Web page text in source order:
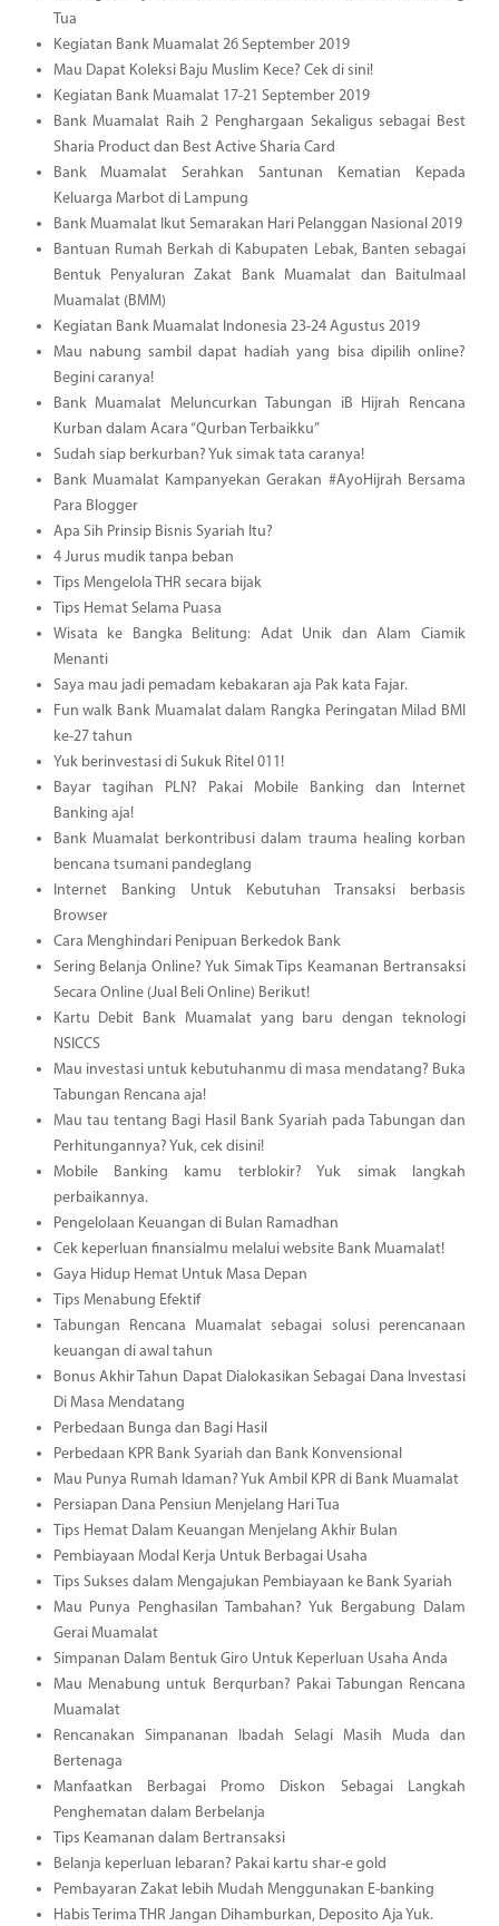
Tua
Kegiatan Bank Muamalat 26 September 2019
Mau Dapat Koleksi Baju Muslim Kece? Cek di sini!
Kegiatan Bank Muamalat 17-21 September 2019
Bank Muamalat Raih 2 Penghargaan Sekaligus sebagai Best
Sharia Product dan Best Active Sharia Card
Bank Muamalat Serahkan Santunan Kematian Kepada
Keluarga Marbot di Lampung
Bank Muamalat Ikut Semarakan Hari Pelanggan Nasional 2019
Bantuan Rumah Berkah di Kabupaten Lebak, Banten sebagai
Bentuk Penyaluran Zakat Bank Muamalat dan Baitulmaal
Muamalat (BMM)
Kegiatan Bank Muamalat Indonesia 23-24 Agustus 2019
Mau nabung sambil dapat hadiah yang bisa dipilih online?
Begini caranya!
Bank Muamalat Meluncurkan Tabungan iB Hijrah Rencana
Kurban dalam Acara “Qurban Terbaikku”
Sudah siap berkurban? Yuk simak tata caranya!
Bank Muamalat Kampanyekan Gerakan #AyoHijrah Bersama
Para Blogger
Apa Sih Prinsip Bisnis Syariah Itu?
4 Jurus mudik tanpa beban
Tips Mengelola THR secara bijak
Tips Hemat Selama Puasa
Wisata ke Bangka Belitung: Adat Unik dan Alam Ciamik
Menanti
Saya mau jadi pemadam kebakaran aja Pak kata Fajar.
Fun walk Bank Muamalat dalam Rangka Peringatan Milad BMI
ke-27 tahun
Yuk berinvestasi di Sukuk Ritel 011!
Bayar tagihan PLN? Pakai Mobile Banking dan Internet
Banking aja!
Bank Muamalat berkontribusi dalam trauma healing korban
bencana tsumani pandeglang
Internet Banking Untuk Kebutuhan Transaksi berbasis
Browser
Cara Menghindari Penipuan Berkedok Bank
Sering Belanja Online? Yuk Simak Tips Keamanan Bertransaksi
Secara Online (Jual Beli Online) Berikut!
Kartu Debit Bank Muamalat yang baru dengan teknologi
NSICCS
Mau investasi untuk kebutuhanmu di masa mendatang? Buka
Tabungan Rencana aja!
Mau tau tentang Bagi Hasil Bank Syariah pada Tabungan dan
Perhitungannya? Yuk, cek disini!
Mobile Banking kamu terblokir? Yuk simak langkah
perbaikannya.
Pengelolaan Keuangan di Bulan Ramadhan
Cek keperluan finansialmu melalui website Bank Muamalat!
Gaya Hidup Hemat Untuk Masa Depan
Tips Menabung Efektif
Tabungan Rencana Muamalat sebagai solusi perencanaan
keuangan di awal tahun
Bonus Akhir Tahun Dapat Dialokasikan Sebagai Dana Investasi
Di Masa Mendatang
Perbedaan Bunga dan Bagi Hasil
Perbedaan KPR Bank Syariah dan Bank Konvensional
Mau Punya Rumah Idaman? Yuk Ambil KPR di Bank Muamalat
Persiapan Dana Pensiun Menjelang Hari Tua
Tips Hemat Dalam Keuangan Menjelang Akhir Bulan
Pembiayaan Modal Kerja Untuk Berbagai Usaha
Tips Sukses dalam Mengajukan Pembiayaan ke Bank Syariah
Mau Punya Penghasilan Tambahan? Yuk Bergabung Dalam
Gerai Muamalat
Simpanan Dalam Bentuk Giro Untuk Keperluan Usaha Anda
Mau Menabung untuk Berqurban? Pakai Tabungan Rencana
Muamalat
Rencanakan Simpananan Ibadah Selagi Masih Muda dan
Bertenaga
Manfaatkan Berbagai Promo Diskon Sebagai Langkah
Penghematan dalam Berbelanja
Tips Keamanan dalam Bertransaksi
Belanja keperluan lebaran? Pakai kartu shar-e gold
Pembayaran Zakat lebih Mudah Menggunakan E-banking
Habis Terima THR Jangan Dihamburkan, Deposito Aja Yuk.